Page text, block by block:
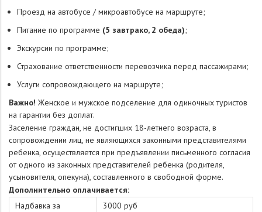
Проезд на автобусе / микроавтобусе на маршруте;
Питание по программе (5 завтрако, 2 обеда);
Экскурсии по программе;
Страхование ответственности перевозчика перед пассажирами;
Услуги сопровождающего на маршруте;
Важно! Женское и мужское подселение для одиночных туристов
на гарантии без доплат.
Заселение граждан, не достигших 18-летнего возраста, в
сопровождении лиц, не являющихся законными представителями
ребенка, осуществляется при предъявлении письменного согласия
от одного из законных представителей ребенка (родителя,
усыновителя, опекуна), составленного в свободной форме.
Дополнительно оплачивается:
Надбавка за
3000 руб